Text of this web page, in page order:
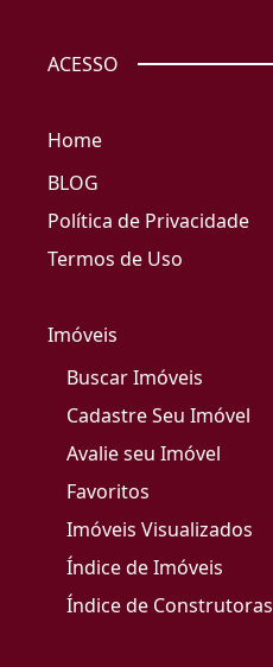
ACESSO
Home
BLOG
Política de Privacidade
Termos de Uso
Imóveis
Buscar Imóveis
Cadastre Seu Imóvel
Avalie seu Imóvel
Favoritos
Imóveis Visualizados
Índice de Imóveis
Índice de Construtoras